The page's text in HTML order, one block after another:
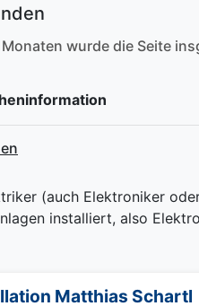
wurde die Seite
(auch Elektroniker
installiert, also
Matthias Schartl